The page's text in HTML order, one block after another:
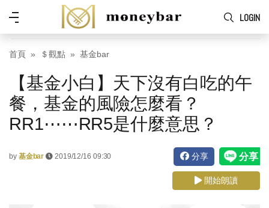
Skip to main content
LOGIN
功
能
表
首頁 ＄觀點 基金bar
【基金小白】天下沒有白吃的午
餐，基金的風險怎麼看？
RR1⋯⋯RR5是什麼意思？
by 基金bar 2019/12/16 09:30 分享
開始朗讀